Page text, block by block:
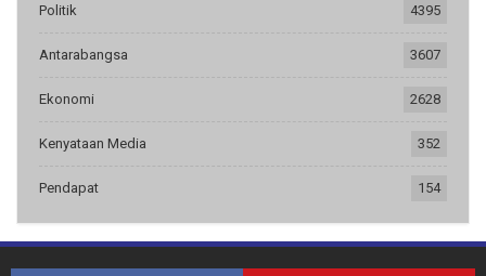
Politik 4395
Antarabangsa 3607
Ekonomi 2628
Kenyataan Media 352
Pendapat 154